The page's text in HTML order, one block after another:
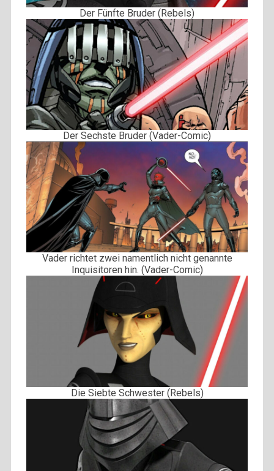
Der Fünfte Bruder (Rebels)
Der Sechste Bruder (Vader-Comic)
Vader richtet zwei namentlich nicht genannte
Inquisitoren hin. (Vader-Comic)
Die Siebte Schwester (Rebels)